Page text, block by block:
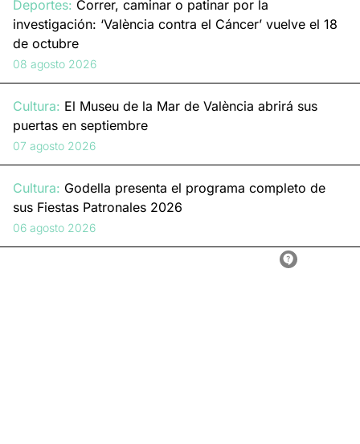
Deportes: Correr, caminar o patinar por la
investigación: ‘València contra el Cáncer’ vuelve el 18
de octubre
08 agosto 2026
Cultura: El Museu de la Mar de València abrirá sus
puertas en septiembre
07 agosto 2026
Cultura: Godella presenta el programa completo de
sus Fiestas Patronales 2026
06 agosto 2026